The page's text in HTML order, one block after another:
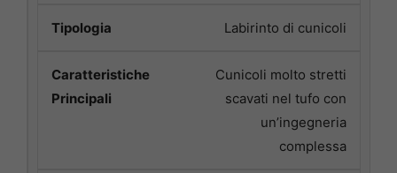
Labirinto di cunicoli
Cunicoli molto stretti
scavati nel tufo con
un’ingegneria
complessa